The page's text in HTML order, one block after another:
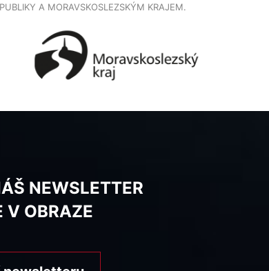
A MORAVSKOSLEZSKÝM KRAJEM.
NEWSLETTER
V OBRAZE